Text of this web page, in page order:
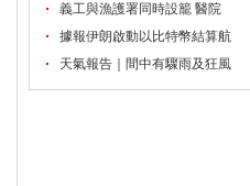
義工與漁護署同時設籠 醫院
據報伊朗啟動以比特幣結算航
天氣報告｜間中有驟雨及狂風
雷